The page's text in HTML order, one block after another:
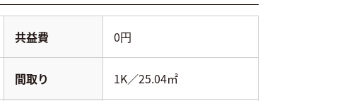
共益費 0円
間取り 1K／25.04㎡